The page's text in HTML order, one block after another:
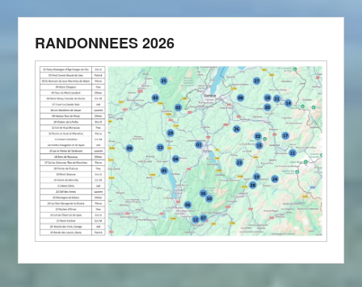
RANDONNEES 2026